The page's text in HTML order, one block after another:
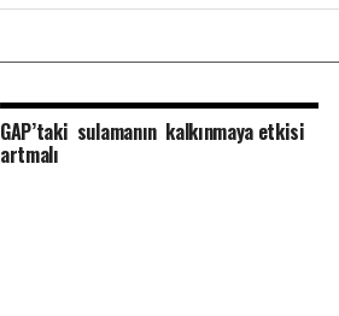
GAP’taki sulamanın kalkınmaya etkisi
artmalı